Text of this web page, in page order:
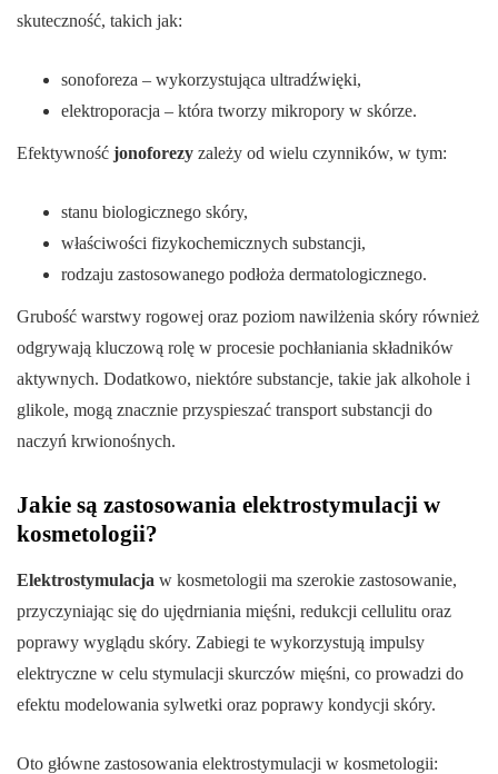
skuteczność, takich jak:
sonoforeza – wykorzystująca ultradźwięki,
elektroporacja – która tworzy mikropory w skórze.
Efektywność jonoforezy zależy od wielu czynników, w tym:
stanu biologicznego skóry,
właściwości fizykochemicznych substancji,
rodzaju zastosowanego podłoża dermatologicznego.
Grubość warstwy rogowej oraz poziom nawilżenia skóry również
odgrywają kluczową rolę w procesie pochłaniania składników
aktywnych. Dodatkowo, niektóre substancje, takie jak alkohole i
glikole, mogą znacznie przyspieszać transport substancji do
naczyń krwionośnych.
Jakie są zastosowania elektrostymulacji w
kosmetologii?
Elektrostymulacja w kosmetologii ma szerokie zastosowanie,
przyczyniając się do ujędrniania mięśni, redukcji cellulitu oraz
poprawy wyglądu skóry. Zabiegi te wykorzystują impulsy
elektryczne w celu stymulacji skurczów mięśni, co prowadzi do
efektu modelowania sylwetki oraz poprawy kondycji skóry.
Oto główne zastosowania elektrostymulacji w kosmetologii: